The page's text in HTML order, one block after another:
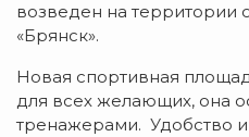
возведен на территории
«Брянск».
Новая спортивная
для всех желающих, она
тренажерами. Удобство